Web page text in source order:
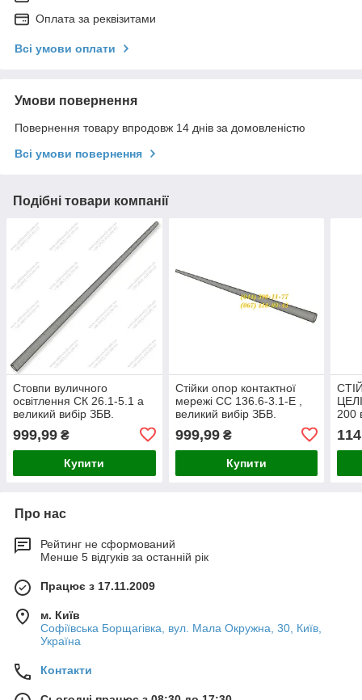
Оплата за реквізитами
Всі умови оплати
Умови повернення
Повернення товару впродовж 14 днів за домовленістю
Всі умови повернення
Подібні товари компанії
Стовпи вуличного
освітлення СК 26.1-5.1 а
великий вибір ЗБВ.
Доставка в будь-яку точку
України.
999,99 ₴
Купити
Стійки опор контактної
мережі СС 136.6-3.1-Е ,
великий вибір ЗБВ.
Доставка в будь-яку точку
України.
999,99₴
Купити
200
Про нас
Рейтинг не сформований
Менше 5 відгуків за останній рік
Працює з 17.11.2009
м. Київ
Софіївська Борщагівка, вул. Мала Окружна, 30, Київ,
Україна
Контакти